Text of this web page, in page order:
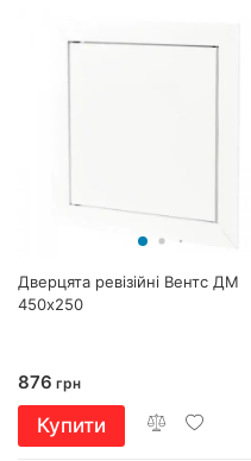
Дверцята ревізійні Вентс ДМ
450х250
876 грн
Купити